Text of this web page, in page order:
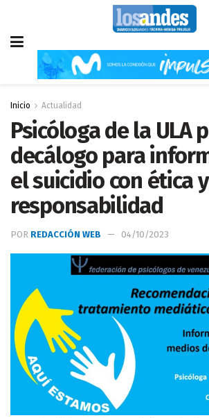
Inicio Actualidad
Psicóloga de la ULA
decálogo para
el suicidio con ética y
responsabilidad
POR REDACCIÓN WEB 04/10/2023